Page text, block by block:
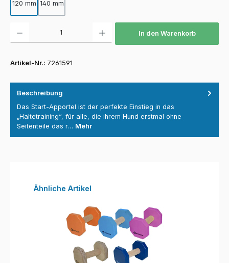
120 mm 140 mm
In den Warenkorb
Artikel-Nr.: 7261591
Beschreibung
Das Start-Apportel ist der perfekte Einstieg in das
„Haltetraining“, für alle, die ihrem Hund erstmal ohne
Seitenteile das r… Mehr
Produktgalerie überspringen
Ähnliche Artikel